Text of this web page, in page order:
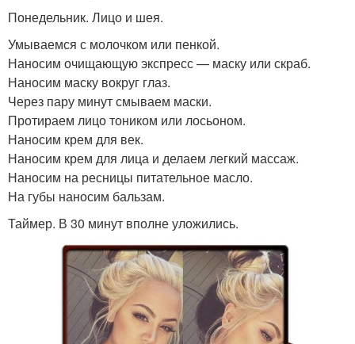
Понедельник. Лицо и шея.
Умываемся с молочком или пенкой.
Наносим очищающую экспресс — маску или скраб.
Наносим маску вокруг глаз.
Через пару минут смываем маски.
Протираем лицо тоником или лосьоном.
Наносим крем для век.
Наносим крем для лица и делаем легкий массаж.
Наносим на ресницы питательное масло.
На губы наносим бальзам.
Таймер. В 30 минут вполне уложились.